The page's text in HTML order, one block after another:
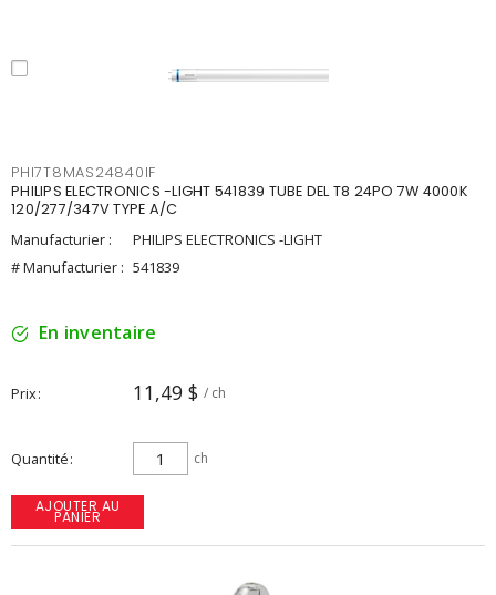
PHI7T8MAS24840IF
PHILIPS ELECTRONICS -LIGHT 541839 TUBE DEL T8 24PO 7W 4000K
120/277/347V TYPE A/C
Manufacturier :
PHILIPS ELECTRONICS -LIGHT
# Manufacturier : 541839
En inventaire
Prix 11,49 $ / ch
Quantité ch
AJOUTER AU
PANIER